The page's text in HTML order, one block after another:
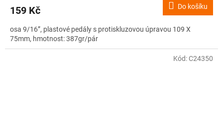
159 Kč Do košíku
osa 9/16”, plastové pedály s protiskluzovou úpravou 109 X
75mm, hmotnost: 387gr/pár
Kód:C24350